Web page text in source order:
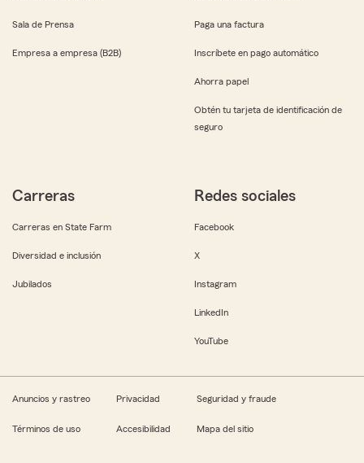
Sala de Prensa
Empresa a empresa (B2B)
Paga una factura
Inscríbete en pago automático
Ahorra papel
Obtén tu tarjeta de identificación de
seguro
Carreras
Carreras en State Farm
Diversidad e inclusión
Jubilados
Redes sociales
Facebook
X
Instagram
LinkedIn
YouTube
Anuncios y rastreo Privacidad Seguridad y fraude
Términos de uso Accesibilidad Mapa del sitio